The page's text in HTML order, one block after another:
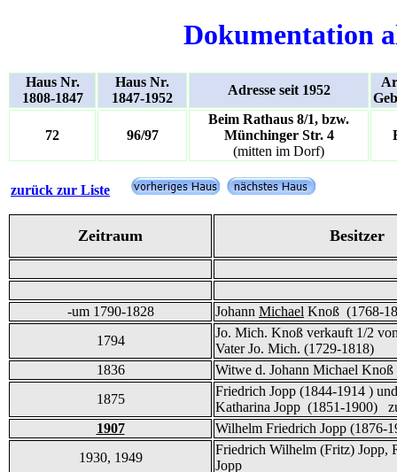
Dokumentation
Haus Nr.
1808-1847
Haus Nr.
1847-1952
Adresse seit 1952
72 96/97
Beim Rathaus 8/1, bzw.
Münchinger Str. 4
(mitten im Dorf)
zurück zur Liste
Zeitraum Besitzer
-um 1790-1828 Johann Michael Knoß (1768-
1794
Jo. Mich. Knoß verkauft 1/2
Vater Jo. Mich. (1729-1818)
1836
Witwe d. Johann Michael Knoß
1875
Friedrich Jopp (1844-1914 )
Katharina Jopp (1851-1900)
1907
Wilhelm Friedrich Jopp (1876-
1930, 1949
Friedrich Wilhelm (Fritz) Jopp,
Jopp